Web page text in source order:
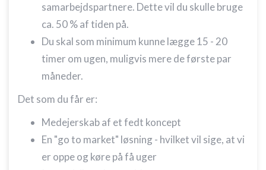
samarbejdspartnere. Dette vil du skulle bruge
ca. 50 % af tiden på.
Du skal som minimum kunne lægge 15 - 20
timer om ugen, muligvis mere de første par
måneder.
Det som du får er:
Medejerskab af et fedt koncept
En "go to market" løsning - hvilket vil sige, at vi
er oppe og køre på få uger